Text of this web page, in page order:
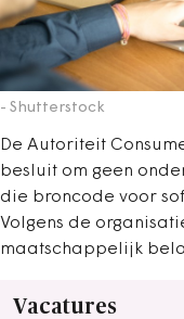
- Shutterstock
De Autoriteit
besluit om geen
die broncode voor
Volgens de
maatschappelijk
Vacatures